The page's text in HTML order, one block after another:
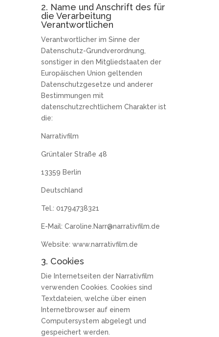
2. Name und Anschrift des für
die Verarbeitung
Verantwortlichen
Verantwortlicher im Sinne der
Datenschutz-Grundverordnung,
sonstiger in den Mitgliedstaaten der
Europäischen Union geltenden
Datenschutzgesetze und anderer
Bestimmungen mit
datenschutzrechtlichem Charakter ist
die:
Narrativfilm
Grüntaler Straße 48
13359 Berlin
Deutschland
Tel.: 01794738321
E-Mail: Caroline.Narr@narrativfilm.de
Website: www.narrativfilm.de
3. Cookies
Die Internetseiten der Narrativfilm
verwenden Cookies. Cookies sind
Textdateien, welche über einen
Internetbrowser auf einem
Computersystem abgelegt und
gespeichert werden.